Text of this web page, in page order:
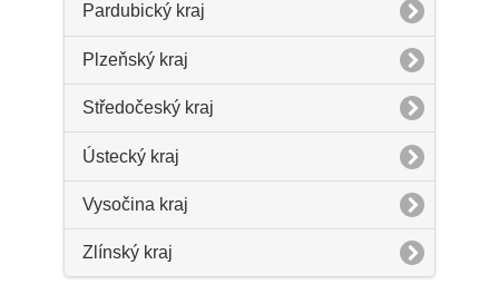
Pardubický kraj
Plzeňský kraj
Středočeský kraj
Ústecký kraj
Vysočina kraj
Zlínský kraj